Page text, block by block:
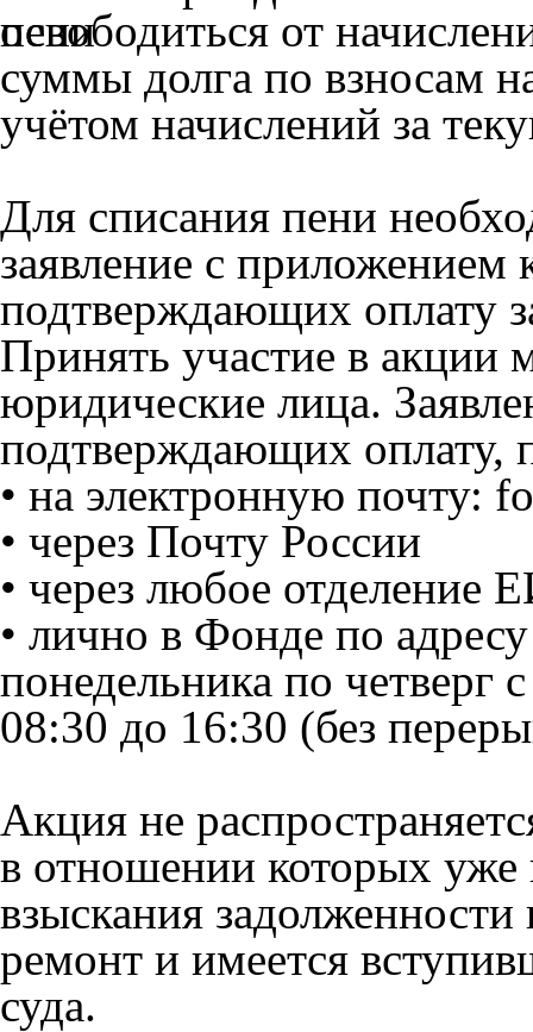
освободиться от
суммы долга по взносам
учётом начислений за
Для списания пени
заявление с приложением
подтверждающих оплату
Принять участие в акции
юридические лица.
подтверждающих оплату,
• на электронную почту:
• через Почту России
• через любое отделение
• лично в Фонде по
понедельника по четверг
08:30 до 16:30 (без
Акция не
в отношении которых
взыскания
ремонт и имеется
суда.